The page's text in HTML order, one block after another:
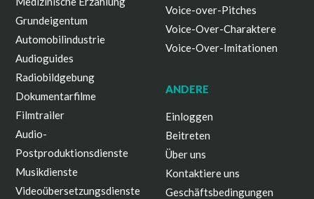
Grundeigentum
Automobilindustrie
Audioguides
Radiobildgebung
Dokumentarfilme
Filmtrailer
Audio-
Postproduktionsdienste
Musikdienste
Videoübersetzungsdienste
Voice-over-Pitches
Voice-Over-Charaktere
Voice-Over-Imitationen
ANDERE
Einloggen
Beitreten
Über uns
Kontaktiere uns
Geschäftsbedingungen